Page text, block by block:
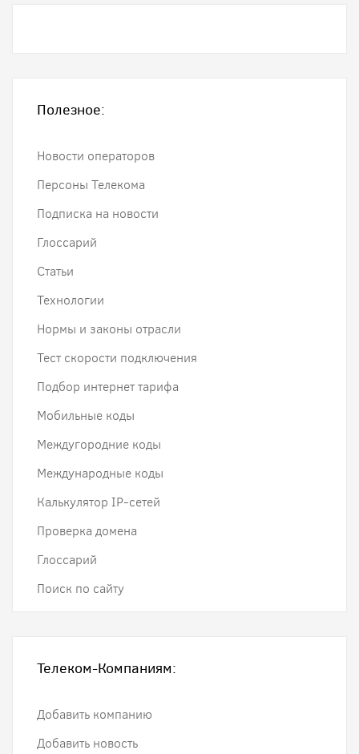
Полезное:
Новости операторов
Персоны Телекома
Подписка на новости
Глоссарий
Статьи
Технологии
Нормы и законы отрасли
Тест скорости подключения
Подбор интернет тарифа
Мобильные коды
Междугородние коды
Международные коды
Калькулятор IP-сетей
Проверка домена
Глоссарий
Поиск по сайту
Телеком-Компаниям:
Добавить компанию
Добавить новость